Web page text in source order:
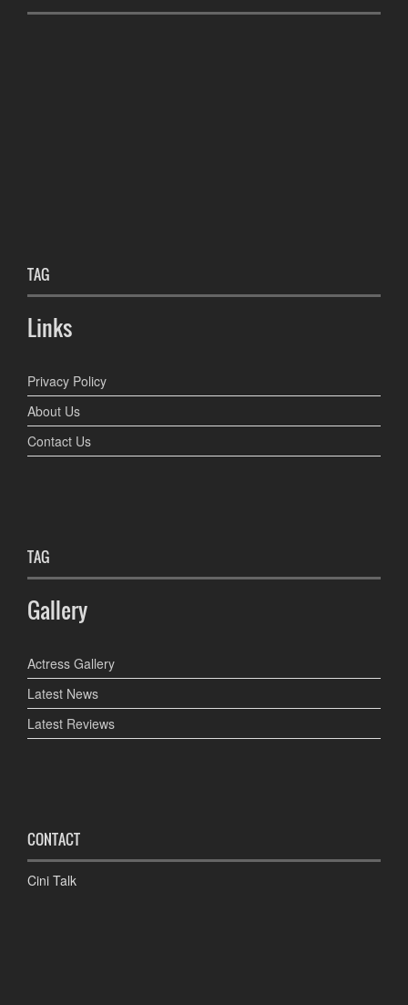
TAG
Links
Privacy Policy
About Us
Contact Us
TAG
Gallery
Actress Gallery
Latest News
Latest Reviews
CONTACT
Cini Talk